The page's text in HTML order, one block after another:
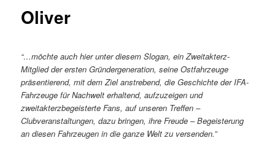
Oliver
“…möchteauch hier unter diesem Slogan, ein Zweitakterz-
Mitglied der ersten Gründergeneration, seineOstfahrzeuge
präsentierend,mit demZiel anstrebend, die Geschichte der IFA-
FahrzeugefürNachwelt erhaltend,aufzuzeigen und
zweitakterzbegeisterte Fans, auf unseren Treffen –
Clubveranstaltungen, dazu bringen, ihre Freude – Begeisterung
an diesen Fahrzeugen in die ganze Welt zu versenden.”